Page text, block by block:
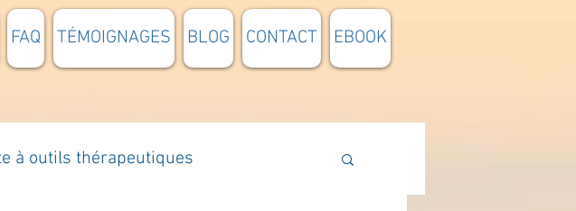
FAQ TÉMOIGNAGES BLOG CONTACT EBOOK
à outils thérapeutiques